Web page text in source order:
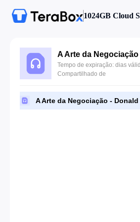
1024GB Cloud
Tempo de expiração: dias
Compartilhado de